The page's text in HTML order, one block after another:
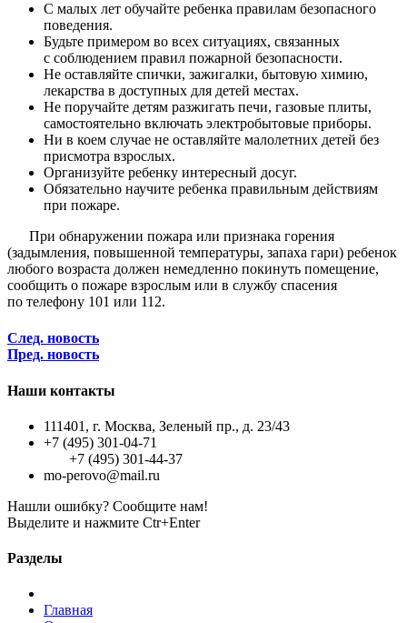
С малых лет обучайте ребенка правилам безопасного
поведения.
Будьте примером во всех ситуациях, связанных
с соблюдением правил пожарной безопасности.
Не оставляйте спички, зажигалки, бытовую химию,
лекарства в доступных для детей местах.
Не поручайте детям разжигать печи, газовые плиты,
самостоятельно включать электробытовые приборы.
Ни в коем случае не оставляйте малолетних детей без
присмотра взрослых.
Организуйте ребенку интересный досуг.
Обязательно научите ребенка правильным действиям
при пожаре.
При обнаружении пожара или признака горения
(задымления, повышен­ной температуры, запаха гари) ребенок
любого возраста должен немедленно покинуть помещение,
сообщить о пожаре взрослым или в службу спасения
по телефону 101 или 112.
След. новость
Пред. новость
Наши контакты
111401, г. Москва, Зеленый пр., д. 23/43
+7 (495) 301-04-71
+7 (495) 301-44-37
mo-perovo@mail.ru
Нашли ошибку? Сообщите нам!
Выделите и нажмите Ctr+Enter
Разделы
Главная